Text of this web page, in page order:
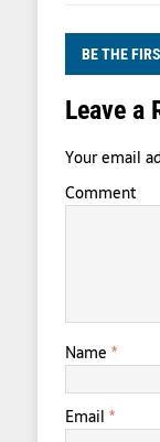
BE THE
Leave a
Your email
Comment
Name *
Email *